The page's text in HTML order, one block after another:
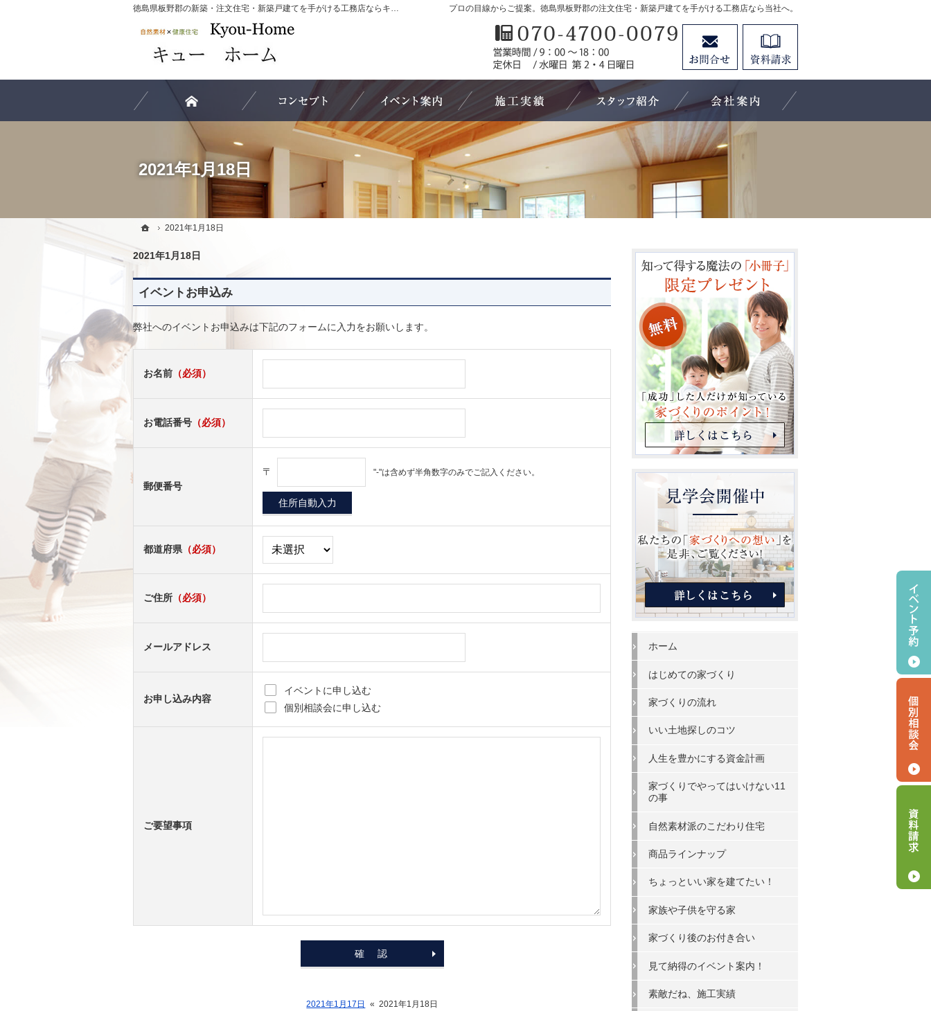
2021年1月18日
プロの目線からご提案。徳島県板野郡の注文住宅・新築戸建てを手がける工務店なら当社へ。
徳島県板野郡の新築・注文住宅・新築戸建てを手がける工務店ならキューホーム
ホーム
2021年1月18日
2021年1月18日
イベントお申込み
弊社へのイベントお申込みは下記のフォームに入力をお願いします。
お名前 （必須）
お電話番号 （必須）
郵便番号
〒 "-"は含めず半角数字のみでご記入ください。
都道府県 （必須）
ご住所 （必須）
メールアドレス
お申し込み内容
イベントに申し込む
個別相談会に申し込む
ご要望事項
2021年1月17日 « 2021年1月18日
ホーム
はじめての家づくり
家づくりの流れ
いい土地探しのコツ
人生を豊かにする資金計画
家づくりでやってはいけない11
の事
自然素材派のこだわり住宅
商品ラインナップ
ちょっといい家を建てたい！
家族や子供を守る家
家づくり後のお付き合い
見て納得のイベント案内！
素敵だね、施工実績
ホーム
2021年1月18日
88-8888-8888
営業時間8:00～18:00 定休日：第1・3水曜日 第2・4日曜日
自然素材派のこだわり住宅 素敵だね、施工実績